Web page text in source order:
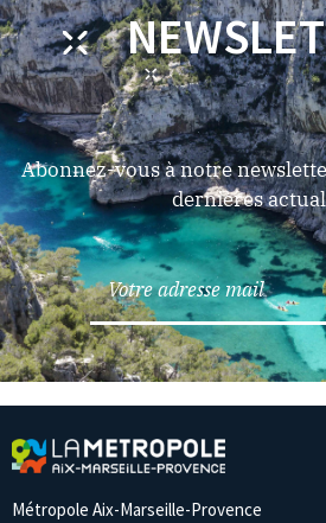
Abonnez-vous à notre
dernières
Métropole Aix-Marseille-Provence